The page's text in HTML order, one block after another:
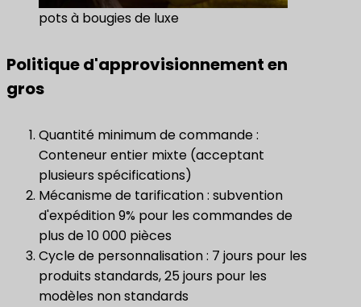
pots à bougies de luxe
Politique d'approvisionnement en
gros
Quantité minimum de commande :
Conteneur entier mixte (acceptant
plusieurs spécifications)
Mécanisme de tarification : subvention
d'expédition 9% pour les commandes de
plus de 10 000 pièces
Cycle de personnalisation : 7 jours pour les
produits standards, 25 jours pour les
modèles non standards